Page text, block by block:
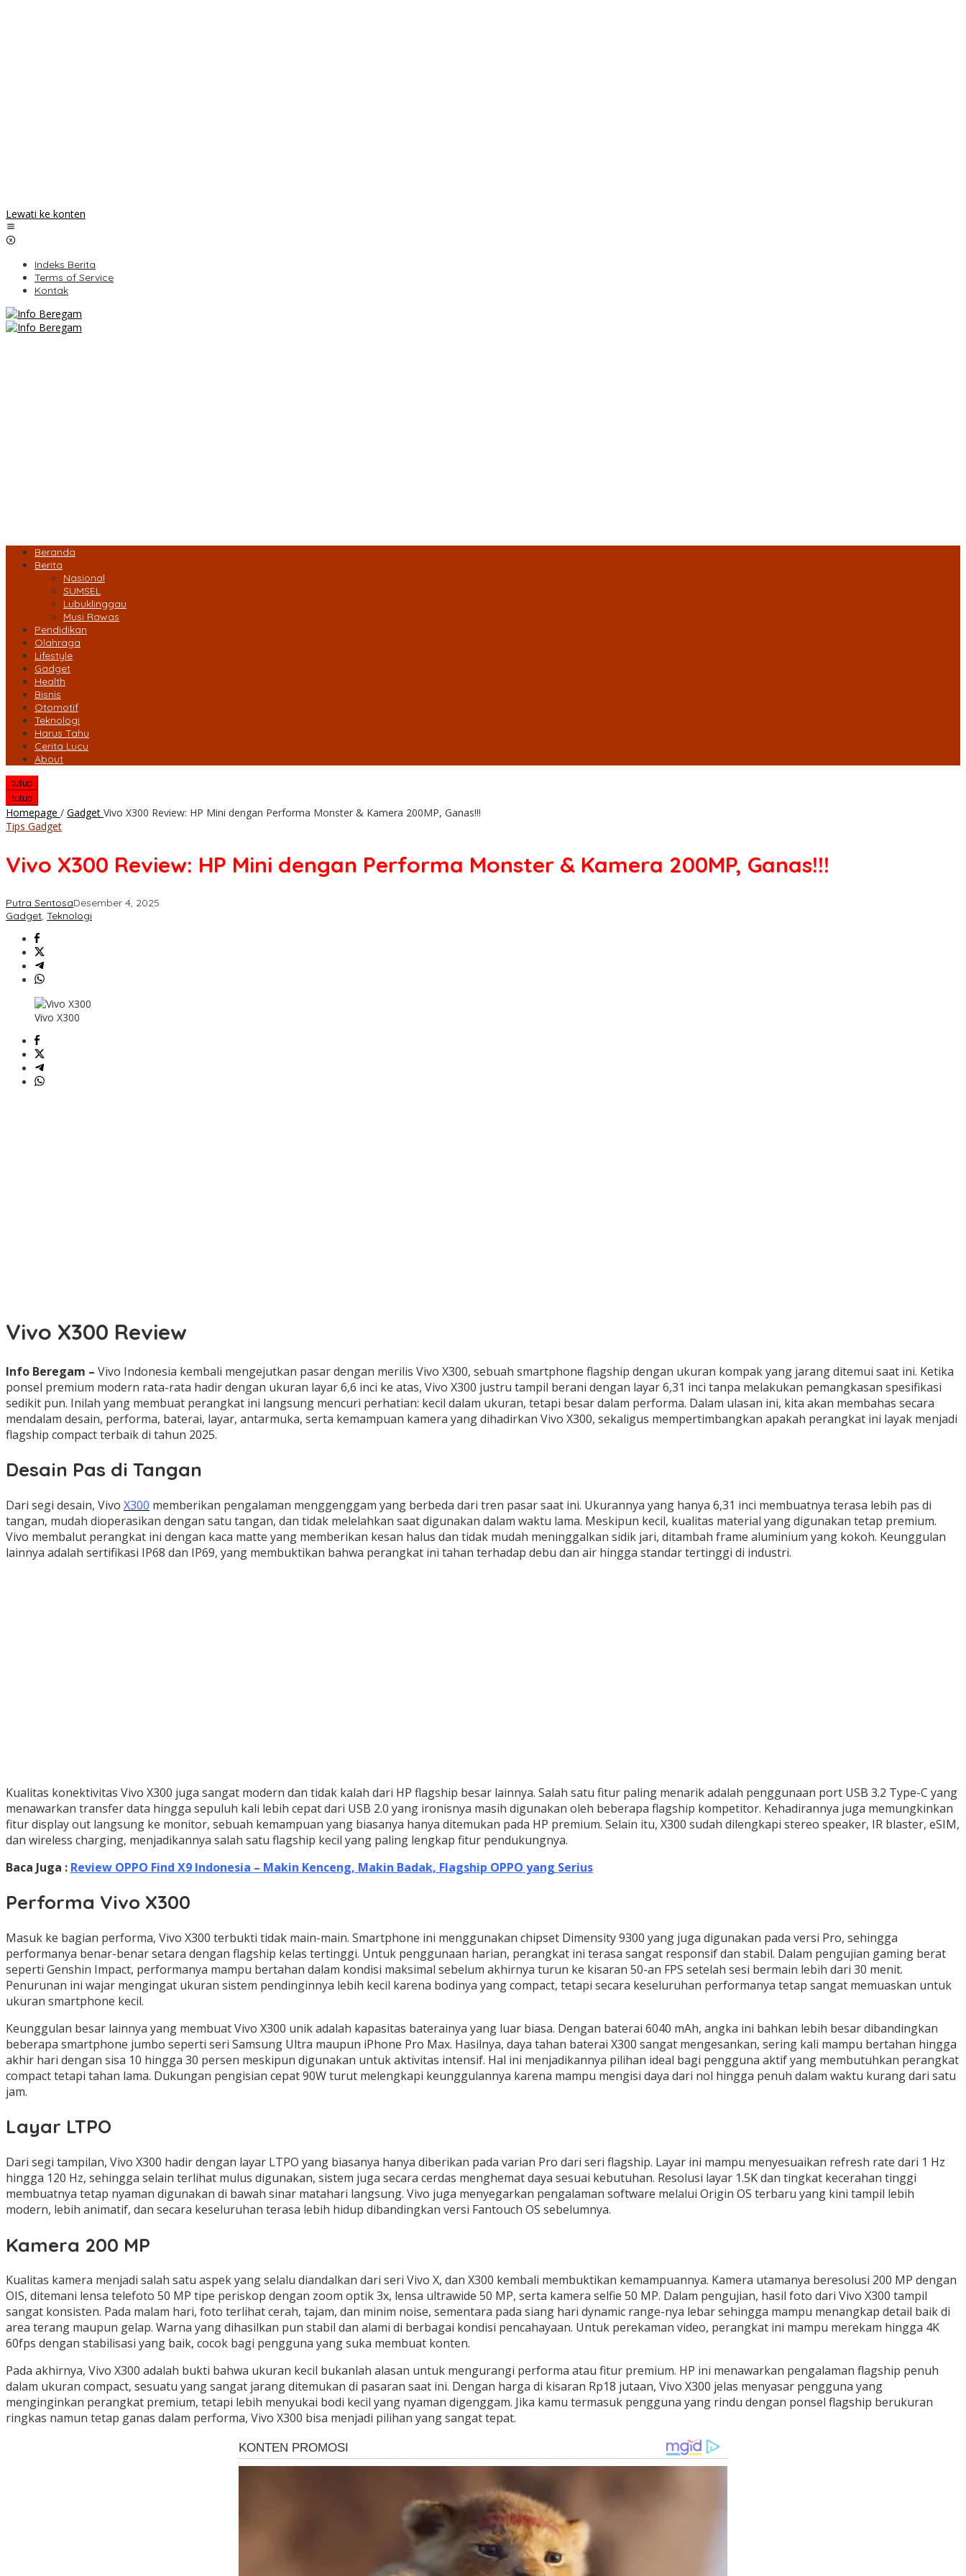
Lewati ke konten
Indeks Berita
Terms of Service
Kontak
Beranda
Berita
Nasional
SUMSEL
Lubuklinggau
Musi Rawas
Pendidikan
Olahraga
Lifestyle
Gadget
Health
Bisnis
Otomotif
Teknologi
Harus Tahu
Cerita Lucu
About
tutup
tutup
Homepage / Gadget Vivo X300 Review: HP Mini dengan Performa Monster & Kamera 200MP, Ganas!!!
Tips Gadget
Vivo X300 Review: HP Mini dengan Performa Monster & Kamera 200MP, Ganas!!!
Putra SentosaDesember 4, 2025
Gadget, Teknologi
Vivo X300
Vivo X300 Review
Info Beregam – Vivo Indonesia kembali mengejutkan pasar dengan merilis Vivo X300, sebuah smartphone flagship dengan ukuran kompak yang jarang ditemui saat ini. Ketika
ponsel premium modern rata-rata hadir dengan ukuran layar 6,6 inci ke atas, Vivo X300 justru tampil berani dengan layar 6,31 inci tanpa melakukan pemangkasan spesifikasi
sedikit pun. Inilah yang membuat perangkat ini langsung mencuri perhatian: kecil dalam ukuran, tetapi besar dalam performa. Dalam ulasan ini, kita akan membahas secara
mendalam desain, performa, baterai, layar, antarmuka, serta kemampuan kamera yang dihadirkan Vivo X300, sekaligus mempertimbangkan apakah perangkat ini layak menjadi
flagship compact terbaik di tahun 2025.
Desain Pas di Tangan
Dari segi desain, Vivo X300 memberikan pengalaman menggenggam yang berbeda dari tren pasar saat ini. Ukurannya yang hanya 6,31 inci membuatnya terasa lebih pas di
tangan, mudah dioperasikan dengan satu tangan, dan tidak melelahkan saat digunakan dalam waktu lama. Meskipun kecil, kualitas material yang digunakan tetap premium.
Vivo membalut perangkat ini dengan kaca matte yang memberikan kesan halus dan tidak mudah meninggalkan sidik jari, ditambah frame aluminium yang kokoh. Keunggulan
lainnya adalah sertifikasi IP68 dan IP69, yang membuktikan bahwa perangkat ini tahan terhadap debu dan air hingga standar tertinggi di industri.
Kualitas konektivitas Vivo X300 juga sangat modern dan tidak kalah dari HP flagship besar lainnya. Salah satu fitur paling menarik adalah penggunaan port USB 3.2 Type-C yang
menawarkan transfer data hingga sepuluh kali lebih cepat dari USB 2.0 yang ironisnya masih digunakan oleh beberapa flagship kompetitor. Kehadirannya juga memungkinkan
fitur display out langsung ke monitor, sebuah kemampuan yang biasanya hanya ditemukan pada HP premium. Selain itu, X300 sudah dilengkapi stereo speaker, IR blaster, eSIM,
dan wireless charging, menjadikannya salah satu flagship kecil yang paling lengkap fitur pendukungnya.
Baca Juga : Review OPPO Find X9 Indonesia – Makin Kenceng, Makin Badak, Flagship OPPO yang Serius
Performa Vivo X300
Masuk ke bagian performa, Vivo X300 terbukti tidak main-main. Smartphone ini menggunakan chipset Dimensity 9300 yang juga digunakan pada versi Pro, sehingga
performanya benar-benar setara dengan flagship kelas tertinggi. Untuk penggunaan harian, perangkat ini terasa sangat responsif dan stabil. Dalam pengujian gaming berat
seperti Genshin Impact, performanya mampu bertahan dalam kondisi maksimal sebelum akhirnya turun ke kisaran 50-an FPS setelah sesi bermain lebih dari 30 menit.
Penurunan ini wajar mengingat ukuran sistem pendinginnya lebih kecil karena bodinya yang compact, tetapi secara keseluruhan performanya tetap sangat memuaskan untuk
ukuran smartphone kecil.
Keunggulan besar lainnya yang membuat Vivo X300 unik adalah kapasitas baterainya yang luar biasa. Dengan baterai 6040 mAh, angka ini bahkan lebih besar dibandingkan
beberapa smartphone jumbo seperti seri Samsung Ultra maupun iPhone Pro Max. Hasilnya, daya tahan baterai X300 sangat mengesankan, sering kali mampu bertahan hingga
akhir hari dengan sisa 10 hingga 30 persen meskipun digunakan untuk aktivitas intensif. Hal ini menjadikannya pilihan ideal bagi pengguna aktif yang membutuhkan perangkat
compact tetapi tahan lama. Dukungan pengisian cepat 90W turut melengkapi keunggulannya karena mampu mengisi daya dari nol hingga penuh dalam waktu kurang dari satu
jam.
Layar LTPO
Dari segi tampilan, Vivo X300 hadir dengan layar LTPO yang biasanya hanya diberikan pada varian Pro dari seri flagship. Layar ini mampu menyesuaikan refresh rate dari 1 Hz
hingga 120 Hz, sehingga selain terlihat mulus digunakan, sistem juga secara cerdas menghemat daya sesuai kebutuhan. Resolusi layar 1.5K dan tingkat kecerahan tinggi
membuatnya tetap nyaman digunakan di bawah sinar matahari langsung. Vivo juga menyegarkan pengalaman software melalui Origin OS terbaru yang kini tampil lebih
modern, lebih animatif, dan secara keseluruhan terasa lebih hidup dibandingkan versi Fantouch OS sebelumnya.
Kamera 200 MP
Kualitas kamera menjadi salah satu aspek yang selalu diandalkan dari seri Vivo X, dan X300 kembali membuktikan kemampuannya. Kamera utamanya beresolusi 200 MP dengan
OIS, ditemani lensa telefoto 50 MP tipe periskop dengan zoom optik 3x, lensa ultrawide 50 MP, serta kamera selfie 50 MP. Dalam pengujian, hasil foto dari Vivo X300 tampil
sangat konsisten. Pada malam hari, foto terlihat cerah, tajam, dan minim noise, sementara pada siang hari dynamic range-nya lebar sehingga mampu menangkap detail baik di
area terang maupun gelap. Warna yang dihasilkan pun stabil dan alami di berbagai kondisi pencahayaan. Untuk perekaman video, perangkat ini mampu merekam hingga 4K
60fps dengan stabilisasi yang baik, cocok bagi pengguna yang suka membuat konten.
Pada akhirnya, Vivo X300 adalah bukti bahwa ukuran kecil bukanlah alasan untuk mengurangi performa atau fitur premium. HP ini menawarkan pengalaman flagship penuh
dalam ukuran compact, sesuatu yang sangat jarang ditemukan di pasaran saat ini. Dengan harga di kisaran Rp18 jutaan, Vivo X300 jelas menyasar pengguna yang
menginginkan perangkat premium, tetapi lebih menyukai bodi kecil yang nyaman digenggam. Jika kamu termasuk pengguna yang rindu dengan ponsel flagship berukuran
ringkas namun tetap ganas dalam performa, Vivo X300 bisa menjadi pilihan yang sangat tepat.